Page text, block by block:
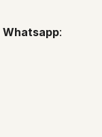
Whatsapp: